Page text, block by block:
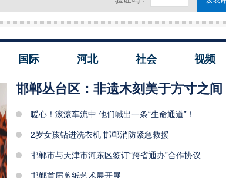
国际 河北 社会 视频
邯郸丛台区：非遗木刻美于方寸之间
暖心！滚滚车流中 他们喊出一条“生命通道”！
2岁女孩钻进洗衣机 邯郸消防紧急救援
邯郸市与天津市河东区签订“跨省通办”合作协议
邯郸首届剪纸艺术展开展